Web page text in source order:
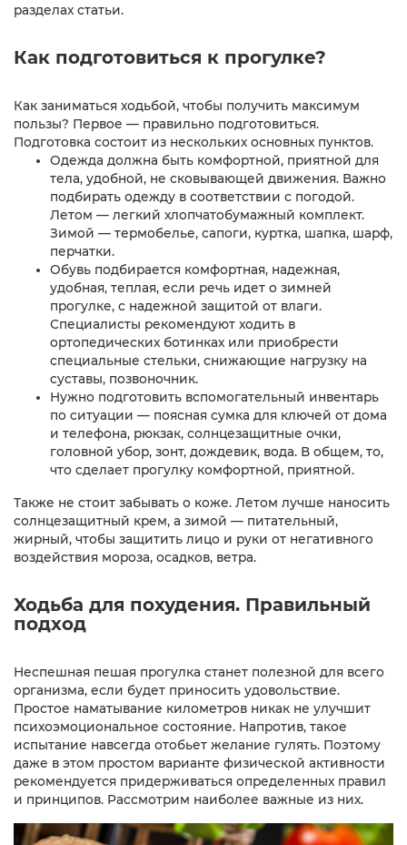
разделах статьи.
Как подготовиться к прогулке?
Как заниматься ходьбой, чтобы получить максимум
пользы? Первое — правильно подготовиться.
Подготовка состоит из нескольких основных пунктов.
Одежда должна быть комфортной, приятной для
тела, удобной, не сковывающей движения. Важно
подбирать одежду в соответствии с погодой.
Летом — легкий хлопчатобумажный комплект.
Зимой — термобелье, сапоги, куртка, шапка, шарф,
перчатки.
Обувь подбирается комфортная, надежная,
удобная, теплая, если речь идет о зимней
прогулке, с надежной защитой от влаги.
Специалисты рекомендуют ходить в
ортопедических ботинках или приобрести
специальные стельки, снижающие нагрузку на
суставы, позвоночник.
Нужно подготовить вспомогательный инвентарь
по ситуации — поясная сумка для ключей от дома
и телефона, рюкзак, солнцезащитные очки,
головной убор, зонт, дождевик, вода. В общем, то,
что сделает прогулку комфортной, приятной.
Также не стоит забывать о коже. Летом лучше наносить
солнцезащитный крем, а зимой — питательный,
жирный, чтобы защитить лицо и руки от негативного
воздействия мороза, осадков, ветра.
Ходьба для похудения. Правильный
подход
Неспешная пешая прогулка станет полезной для всего
организма, если будет приносить удовольствие.
Простое наматывание километров никак не улучшит
психоэмоциональное состояние. Напротив, такое
испытание навсегда отобьет желание гулять. Поэтому
даже в этом простом варианте физической активности
рекомендуется придерживаться определенных правил
и принципов. Рассмотрим наиболее важные из них.